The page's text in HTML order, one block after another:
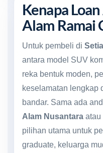
Kenapa
Alam Ramai
Untuk pembeli di
antara model SUV
reka bentuk moden,
keselamatan lengkap
bandar. Sama ada
Alam Nusantara atau
pilihan utama untuk
graduate, keluarga